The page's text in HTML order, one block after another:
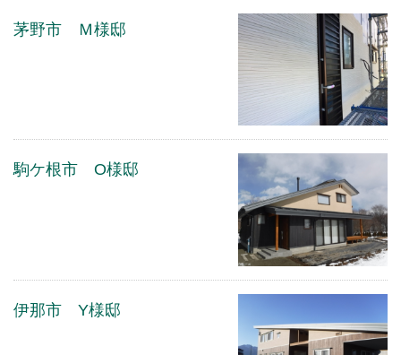
茅野市 Ｍ様邸
駒ケ根市 O様邸
伊那市 Y様邸